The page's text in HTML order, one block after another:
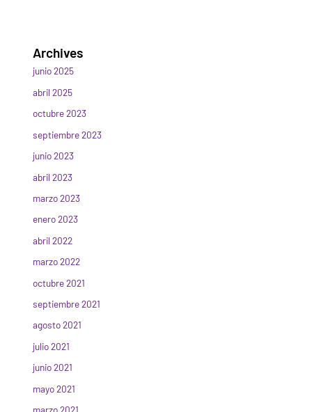
Archives
junio 2025
abril 2025
octubre 2023
septiembre 2023
junio 2023
abril 2023
marzo 2023
enero 2023
abril 2022
marzo 2022
octubre 2021
septiembre 2021
agosto 2021
julio 2021
junio 2021
mayo 2021
marzo 2021